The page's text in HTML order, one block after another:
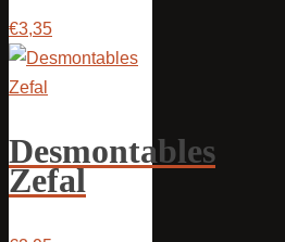
€3,35
Desmontables
Zefal